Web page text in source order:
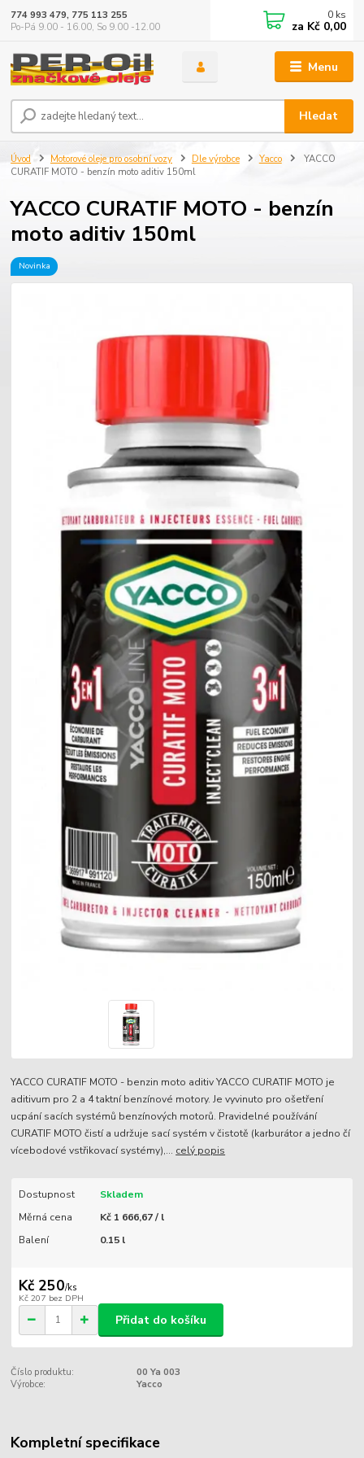
Menu
Hledat
774 993 479, 775 113 255
Po-Pá 9.00 - 16.00, So 9.00 -12.00
0 ks
za Kč 0,00
Úvod Motorové oleje pro osobní vozy Dle výrobce Yacco
YACCO
CURATIF MOTO - benzín moto aditiv 150ml
YACCO CURATIF MOTO - benzín
moto aditiv 150ml
Novinka
YACCO CURATIF MOTO - benzin moto aditiv YACCO CURATIF MOTO je
aditivum pro 2 a 4 taktní benzínové motory. Je vyvinuto pro ošetření
ucpání sacích systémů benzínových motorů. Pravidelné používání
CURATIF MOTO čistí a udržuje sací systém v čistotě (karburátor a jedno čí
vícebodové vstřikovací systémy),... celý popis
Dostupnost
Skladem
Měrná cena
Kč 1 666,67 / l
Balení
0.15 l
Kč 250/ks
Kč 207 bez DPH
Přidat do košíku
Číslo produktu:
00 Ya 003
Výrobce:
Yacco
Kompletní specifikace